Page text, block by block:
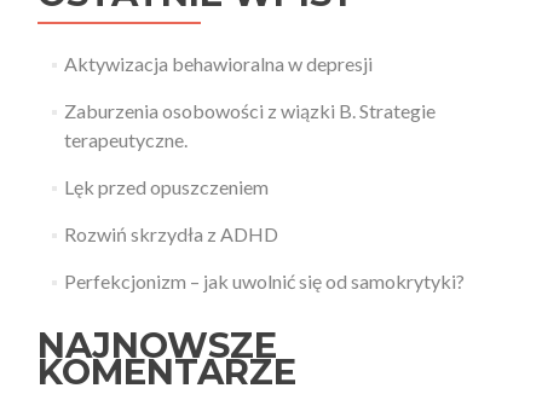
Aktywizacja behawioralna w depresji
Zaburzenia osobowości z wiązki B. Strategie
terapeutyczne.
Lęk przed opuszczeniem
Rozwiń skrzydła z ADHD
Perfekcjonizm – jak uwolnić się od samokrytyki?
NAJNOWSZE
KOMENTARZE